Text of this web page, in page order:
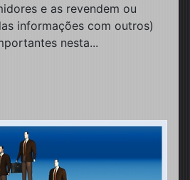
e as revendem ou
informações com outros)
nesta...